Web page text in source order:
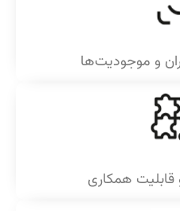
و موجودیت‌ها
قابلیت همکاری